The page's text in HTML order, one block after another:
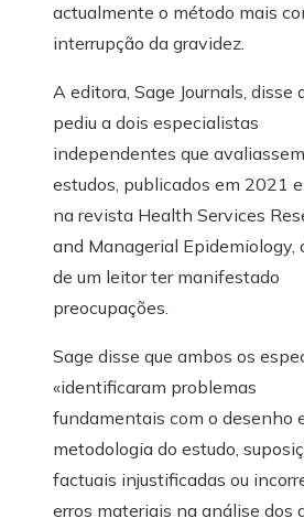
actualmente o método mais
interrupção da gravidez.
A editora, Sage Journals, disse
pediu a dois especialistas
independentes que
estudos, publicados em 2021
na revista Health Services
and Managerial Epidemiology,
de um leitor ter manifestado
preocupações.
Sage disse que ambos os
«identificaram problemas
fundamentais com o desenho
metodologia do estudo,
factuais injustificadas ou
erros materiais na análise dos